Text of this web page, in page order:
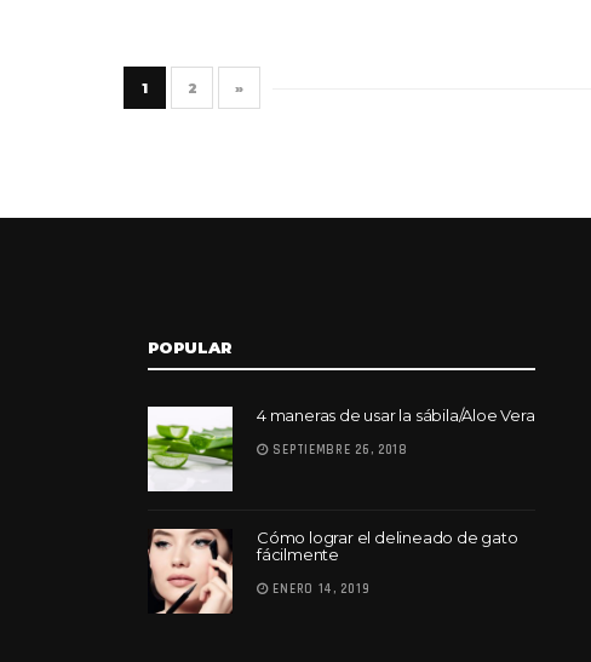
1 2 »
POPULAR
4 maneras de usar la sábila/Aloe Vera
SEPTIEMBRE 26, 2018
Cómo lograr el delineado de gato
fácilmente
ENERO 14, 2019